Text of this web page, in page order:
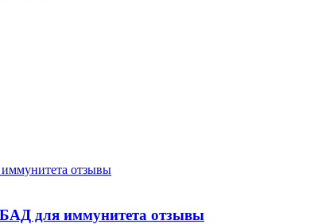
отзывы
для иммунитета отзывы